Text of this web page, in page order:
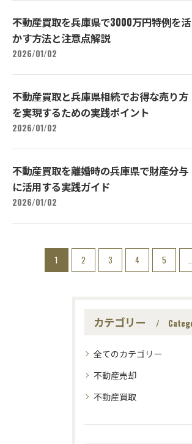
不動産買取を兵庫県で3000万円特例を活
かす方法と注意点解説
2026/01/02
不動産買取と兵庫県相続でお得な売り方
を実現するための実践ポイント
2026/01/02
不動産買取を離婚時の兵庫県で財産分与
に活用する実践ガイド
2026/01/02
1 2 3 4 5
カテゴリー
全てのカテゴリー
不動産売却
不動産買取